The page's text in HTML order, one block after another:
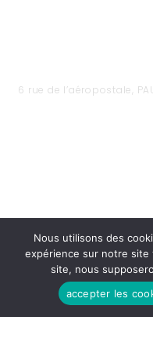
6 rue de l’aéropostale,
HEURES
Lundi - Vendredi:
Nous utilisons des
expérience sur notre site
site, nous
accepter les